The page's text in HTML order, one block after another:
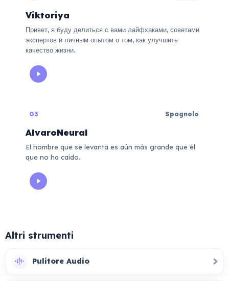
Viktoriya
Привет, я буду делиться с вами лайфхаками, советами
экспертов и личным опытом о том, как улучшить
качество жизни.
03 Spagnolo
AlvaroNeural
El hombre que se levanta es aún más grande que él
que no ha caído.
Altri strumenti
Pulitore Audio